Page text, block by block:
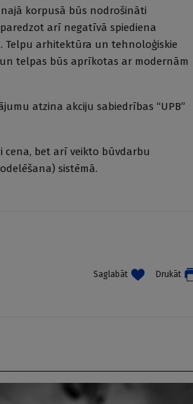
korpusā būs nodrošināti
arī negatīvā spiediena
Telpu arhitektūra un tehnoloģiskie
telpas būs aprīkotas ar modernām
atzina akciju sabiedrības “UPB”
cena, bet arī veikto būvdarbu
sistēmā.
Saglabāt Drukāt